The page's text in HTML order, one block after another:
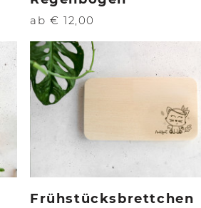
ab € 12,00
Frühstücksbrettchen